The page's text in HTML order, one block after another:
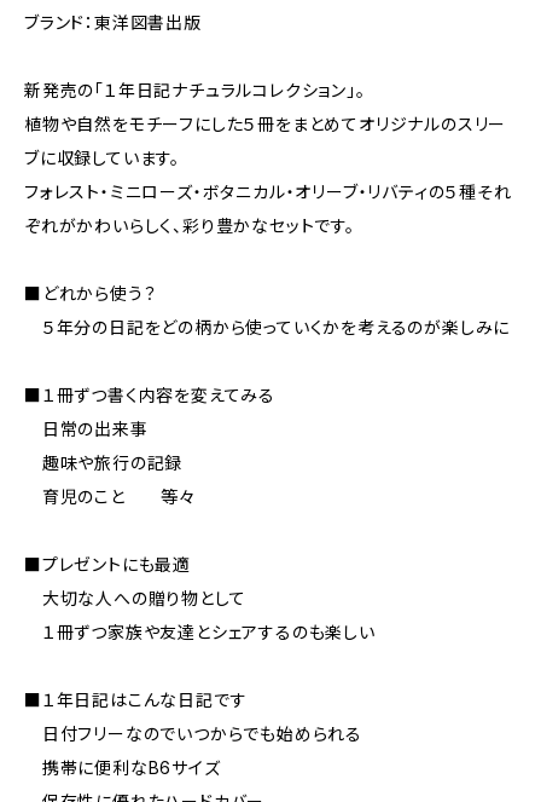
ブランド：東洋図書出版
新発売の「１年日記ナチュラルコレクション」。
植物や自然をモチーフにした５冊をまとめてオリジナルのスリー
ブに収録しています。
フォレスト・ミニローズ・ボタニカル・オリーブ・リバティの５種それ
ぞれがかわいらしく、彩り豊かなセットです。
■どれから使う？
５年分の日記をどの柄から使っていくかを考えるのが楽しみに
■１冊ずつ書く内容を変えてみる
日常の出来事
趣味や旅行の記録
育児のこと 等々
■プレゼントにも最適
大切な人への贈り物として
１冊ずつ家族や友達とシェアするのも楽しい
■１年日記はこんな日記です
日付フリーなのでいつからでも始められる
携帯に便利なB6サイズ